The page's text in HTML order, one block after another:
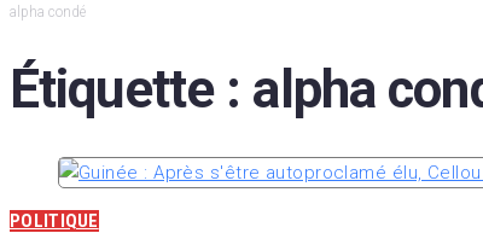
alpha condé
Étiquette : alpha
POLITIQUE